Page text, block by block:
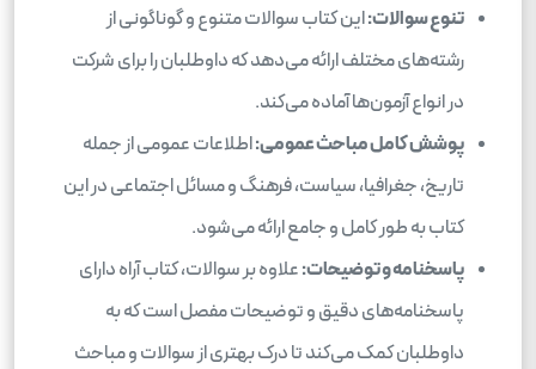
تنوع سوالات:این کتاب سوالات متنوع و گوناگونی از
رشته‌های مختلف ارائه می‌دهد که داوطلبان را برای شرکت
در انواع آزمون‌ها آماده می‌کند.
پوشش کامل مباحث عمومی:اطلاعات عمومی از جمله
تاریخ، جغرافیا، سیاست، فرهنگ و مسائل اجتماعی در این
کتاب به طور کامل و جامع ارائه می‌شود.
پاسخنامه و توضیحات:علاوه بر سوالات، کتاب آراه دارای
پاسخنامه‌های دقیق و توضیحات مفصل است که به
داوطلبان کمک می‌کند تا درک بهتری از سوالات و مباحث